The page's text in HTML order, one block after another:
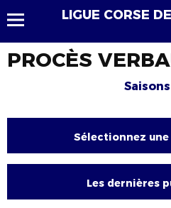
LIGUE CORSE
PROCÈS
Saisons
Sélectionnez
Les dernières